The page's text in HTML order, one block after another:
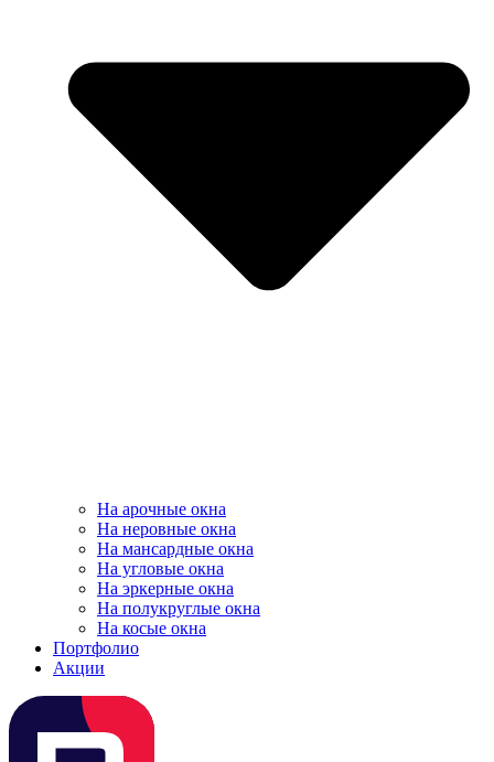
На арочные окна
На неровные окна
На мансардные окна
На угловые окна
На эркерные окна
На полукруглые окна
На косые окна
Портфолио
Акции